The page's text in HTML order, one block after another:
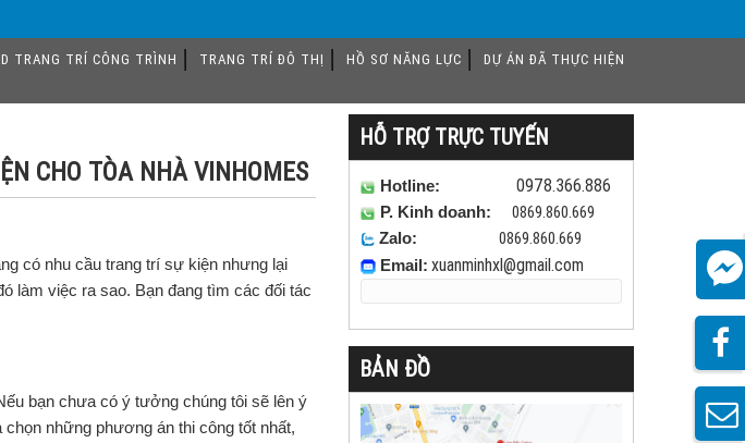
TRANG TRÍ CÔNG TRÌNH TRANG TRÍ ĐÔ THỊ HỒ SƠ NĂNG LỰC DỰ ÁN ĐÃ THỰC HIỆN
CHO TÒA NHÀ VINHOMES
có nhu cầu trang trí sự kiện nhưng lại
làm việc ra sao. Bạn đang tìm các đối tác
bạn chưa có ý tưởng chúng tôi sẽ lên ý
những phương án thi công tốt nhất,
HỖ TRỢ TRỰC TUYẾN
Hotline: 0978.366.886
P. Kinh doanh: 0869.860.669
Zalo: 0869.860.669
Email: xuanminhxl@gmail.com
BẢN ĐỒ